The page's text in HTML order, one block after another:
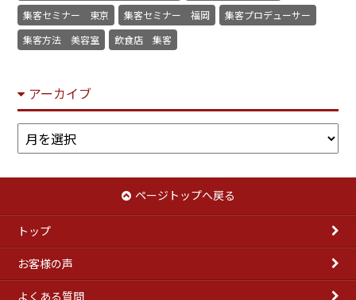
集客セミナー 東京
集客セミナー 福岡
集客プロデューサー
集客方法 美容室
飲食店 集客
アーカイブ
ア
ー
ブ
ページトップへ戻る
トップ
お客様の声
よくある質問